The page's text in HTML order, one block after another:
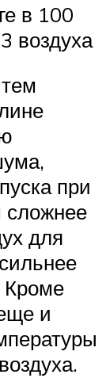
в 100
воздуха
при
сложнее
для
Кроме
и